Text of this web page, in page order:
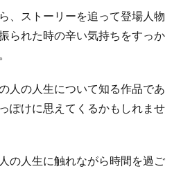
、ストーリーを追って登場人物
られた時の辛い気持ちをすっか
人の人生について知る作品であ
ぽけに思えてくるかもしれませ
の人生に触れながら時間を過ご